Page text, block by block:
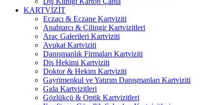
KARTVİZİT
Eczacı & Eczane Kartviziti
Anahtarcı & Çilingir Kartvizitleri
Araç Galerileri Kartviziti
Avukat Kartviziti
Danışmanlık Firmaları Kartviziti
Diş Hekimi Kartviziti
Doktor & Hekim Kartviziti
Gayrimenkul ve Yatırım Danışmanları Kartviziti
Gıda Kartvizitleri
Gözlükçü & Optik Kartvizitleri